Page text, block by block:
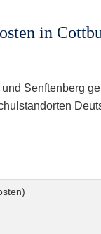
in
Senftenberg